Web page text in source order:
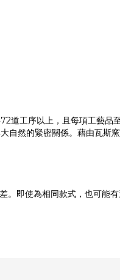
道工序以上，且每項工藝
自然的緊密關係。藉由瓦斯
即使為相同款式，也可能有